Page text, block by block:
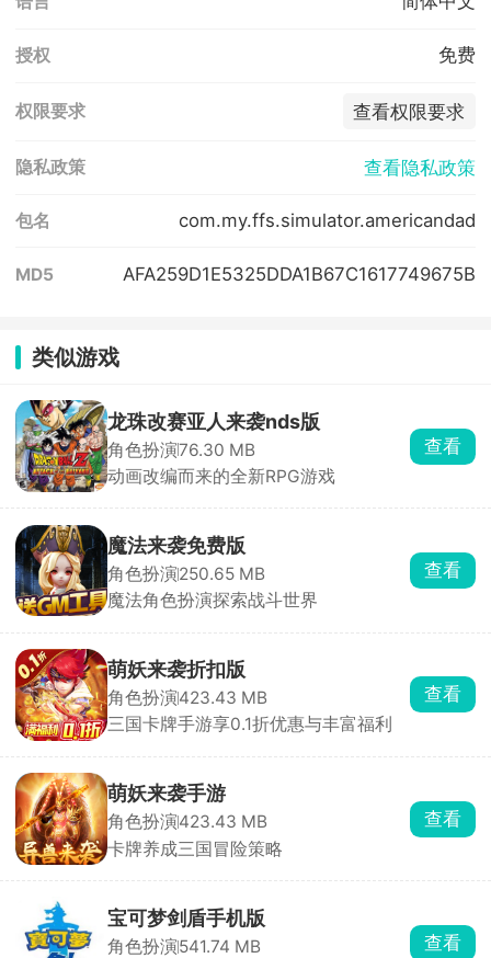
授权 免费
权限要求 查看权限要求
隐私政策 查看隐私政策
包名 com.my.ffs.simulator.americandad
MD5 AFA259D1E5325DDA1B67C1617749675B
类似游戏
龙珠改赛亚人来袭nds版
角色扮演76.30 MB
动画改编而来的全新RPG游戏
查看
魔法来袭免费版
角色扮演250.65 MB
魔法角色扮演探索战斗世界
查看
萌妖来袭折扣版
角色扮演423.43 MB
三国卡牌手游享0.1折优惠与丰富福利
查看
萌妖来袭手游
角色扮演423.43 MB
卡牌养成三国冒险策略
查看
宝可梦剑盾手机版
角色扮演541.74 MB
查看